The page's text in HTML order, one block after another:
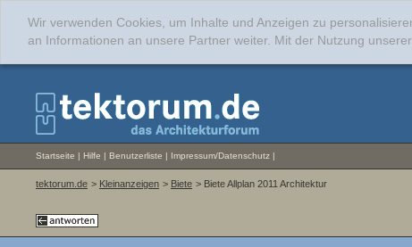
Wir verwenden Cookies, um Inhalte und Anzeigen zu
an Informationen an unsere Partner weiter. Mit der Nutzung
Startseite | Hilfe | Benutzerliste | Impressum/Datenschutz |
tektorum.de > Kleinanzeigen > Biete > Biete Allplan 2011 Architektur